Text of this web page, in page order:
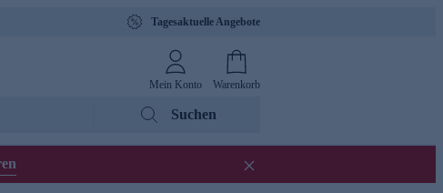
Tagesaktuelle Angebote
Mein Konto Warenkorb
Suchen